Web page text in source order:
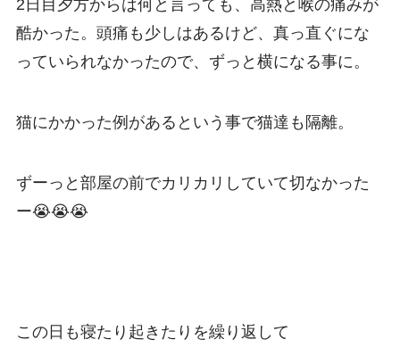
2日目夕方からは何と言っても、高熱と喉の痛みが
酷かった。頭痛も少しはあるけど、真っ直ぐにな
っていられなかったので、ずっと横になる事に。
猫にかかった例があるという事で猫達も隔離。
ずーっと部屋の前でカリカリしていて切なかった
ー😭😭😭
この日も寝たり起きたりを繰り返して